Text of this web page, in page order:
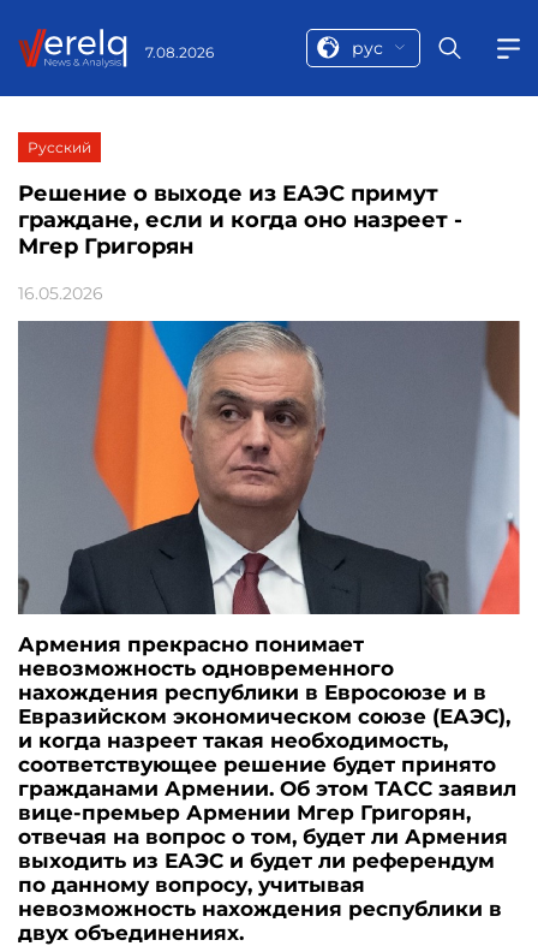
7.08.2026 рус
Русский
Решение о выходе из ЕАЭС примут
граждане, если и когда оно назреет -
Мгер Григорян
16.05.2026
Армения прекрасно понимает
невозможность одновременного
нахождения республики в Евросоюзе и в
Евразийском экономическом союзе (ЕАЭС),
и когда назреет такая необходимость,
соответствующее решение будет принято
гражданами Армении. Об этом ТАСС заявил
вице-премьер Армении Мгер Григорян,
отвечая на вопрос о том, будет ли Армения
выходить из ЕАЭС и будет ли референдум
по данному вопросу, учитывая
невозможность нахождения республики в
двух объединениях.